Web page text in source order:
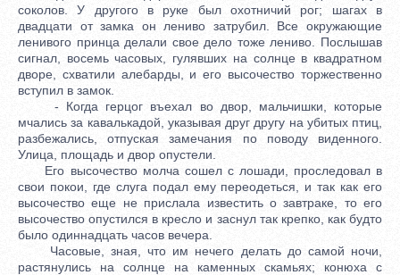
соколов. У другого в руке был охотничий рог; шагах в
двадцати от замка он лениво затрубил. Все окружающие
ленивого принца делали свое дело тоже лениво. Послышав
сигнал, восемь часовых, гулявших на солнце в квадратном
дворе, схватили алебарды, и его высочество торжественно
вступил в замок.
- Когда герцог въехал во двор, мальчишки, которые
мчались за кавалькадой, указывая друг другу на убитых птиц,
разбежались, отпуская замечания по поводу виденного.
Улица, площадь и двор опустели.
Его высочество молча сошел с лошади, проследовал в
свои покои, где слуга подал ему переодеться, и так как его
высочество еще не прислала известить о завтраке, то его
высочество опустился в кресло и заснул так крепко, как будто
было одиннадцать часов вечера.
Часовые, зная, что им нечего делать до самой ночи,
растянулись на солнце на каменных скамьях; конюха с